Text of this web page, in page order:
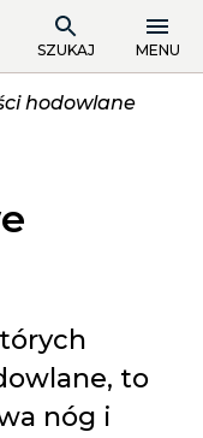
SZUKAJ MENU
hodowlane
to
nóg i